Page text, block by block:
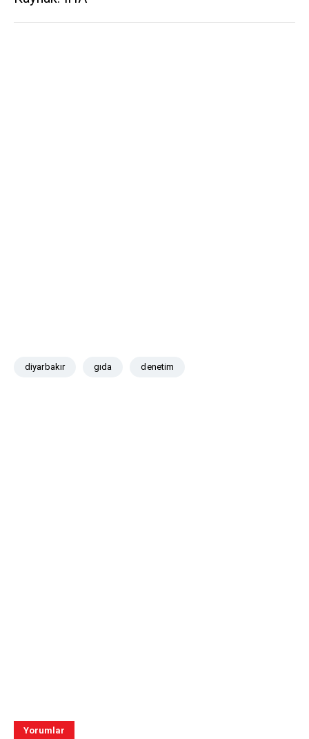
diyarbakır gıda denetim
Yorumlar